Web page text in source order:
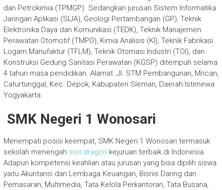
dan Petrokimia (TPMGP). Sedangkan jurusan Sistem Informatika
Jaringan Aplikasi (SIJA), Geologi Pertambangan (GP), Teknik
Elektronika Daya dan Komunikasi (TEDK), Teknik Manajemen
Perawatan Otomotif (TMPO), Kimia Analisis (KI), Teknik Fabrikasi
Logam Manufaktur (TFLM), Teknik Otomasi Industri (TOI), dan
Konstruksi Gedung Sanitasi Perawatan (KGSP) ditempuh selama
4 tahun masa pendidikan. Alamat: Jl. STM Pembangunan, Mrican,
Caturtunggal, Kec. Depok, Kabupaten Sleman, Daerah Istimewa
Yogyakarta.
SMK Negeri 1 Wonosari
Menempati posisi keempat, SMK Negeri 1 Wonosari termasuk
sekolah menengah slot dragon kejuruan terbaik di Indonesia.
Adapun kompetensi keahlian atau jurusan yang bisa dipilih siswa
yaitu Akuntansi dan Lembaga Keuangan, Bisnis Daring dan
Pemasaran, Multimedia, Tata Kelola Perkantoran, Tata Busana,